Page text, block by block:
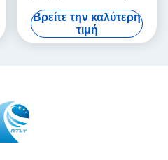
Kiosk With Card Reader and
Printer
Βρείτε την καλύτερη
τιμή